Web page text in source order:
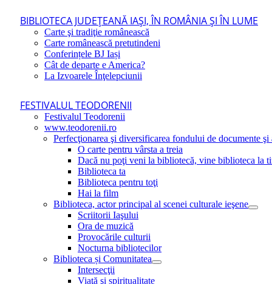
BIBLIOTECA JUDEŢEANĂ IAŞI, ÎN ROMÂNIA ŞI ÎN LUME
Carte şi tradiţie românească
Carte românească pretutindeni
Conferințele BJ Iași
Cât de departe e America?
La Izvoarele Înţelepciunii
FESTIVALUL TEODORENII
Festivalul Teodorenii
www.teodorenii.ro
Perfecţionarea şi diversificarea fondului de documente
O carte pentru vârsta a treia
Dacă nu poţi veni la bibliotecă, vine biblioteca la
Biblioteca ta
Biblioteca pentru toţi
Hai la film
Biblioteca, actor principal al scenei culturale ieşene
Scriitorii Iaşului
Ora de muzică
Provocările culturii
Nocturna bibliotecilor
Biblioteca și Comunitatea
Intersecţii
Viaţă şi spiritualitate